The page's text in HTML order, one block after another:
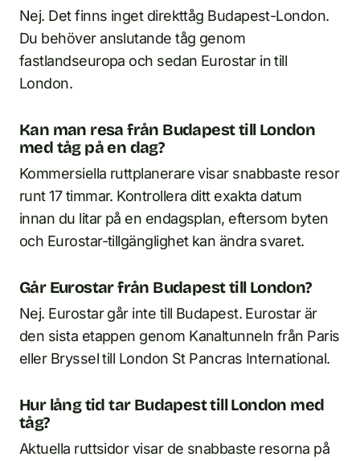
Nej. Det finns inget direkttåg Budapest-London.
Du behöver anslutande tåg genom
fastlandseuropa och sedan Eurostar in till
London.
Kan man resa från Budapest till London
med tåg på en dag?
Kommersiella ruttplanerare visar snabbaste resor
runt 17 timmar. Kontrollera ditt exakta datum
innan du litar på en endagsplan, eftersom byten
och Eurostar-tillgänglighet kan ändra svaret.
Går Eurostar från Budapest till London?
Nej. Eurostar går inte till Budapest. Eurostar är
den sista etappen genom Kanaltunneln från Paris
eller Bryssel till London St Pancras International.
Hur lång tid tar Budapest till London med
tåg?
Aktuella ruttsidor visar de snabbaste resorna på